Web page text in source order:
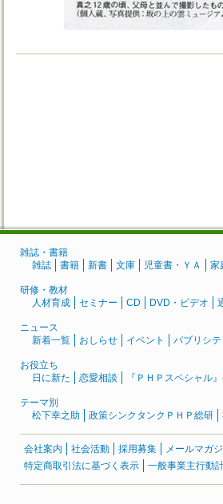
雑誌・書籍
雑誌
書籍 新書 文庫 児童書・ＹＡ 家
研修・教材
人材育成
セミナー CD DVD・ビデオ
ニュース
新着一覧
おしらせ イベント パブリシテ
お役立ち
日に新た
恋愛相談 『ＰＨＰスペシャル
テーマ別
松下幸之助
政策シンクタンクＰＨＰ総研
会社案内 社会活動 採用募集 メールマガ
特定商取引法に基づく表示
一般事業主行動